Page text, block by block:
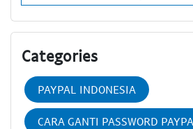
Categories
PAYPAL INDONESIA
CARA GANTI PASSWORD